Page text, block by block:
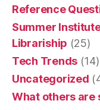
Reference
Summer
Librariship (25)
Tech Trends (14)
Uncategorized
What others are